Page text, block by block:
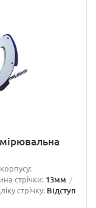
стрічки: 13мм
стрічку: Відступ